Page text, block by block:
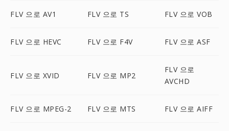
FLV 으로 AV1 FLV 으로 TS FLV 으로 VOB
FLV 으로 HEVC FLV 으로 F4V FLV 으로 ASF
FLV 으로 XVID FLV 으로 MP2
FLV 으로
AVCHD
FLV 으로 MPEG-2 FLV 으로 MTS FLV 으로 AIFF